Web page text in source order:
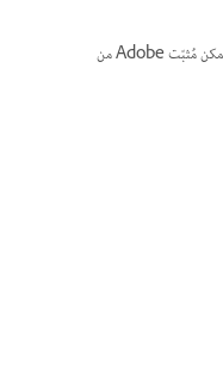
لتخزين ملفات التثبيت المؤقتة. إذا لم تكن هذه المجلدات تمتلك أذونات القراءة والكتابة والتنفيذ الصحيحة، فلن يتمكن مُثبّت Adobe من